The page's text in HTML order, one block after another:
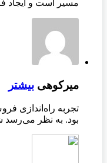
مسیر است و ایجاد
میرکوهی بیشتر
تجربه راه‌اندازی
بود. به نظر می‌رسد